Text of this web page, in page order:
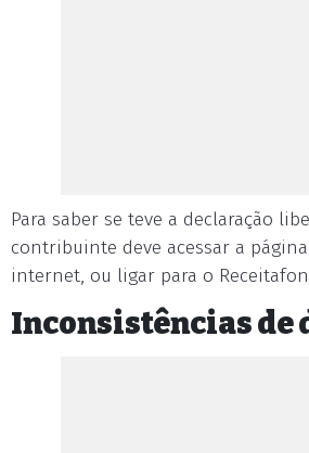
Para saber se teve a declaração
contribuinte deve acessar a
internet, ou ligar para o
Inconsistências de